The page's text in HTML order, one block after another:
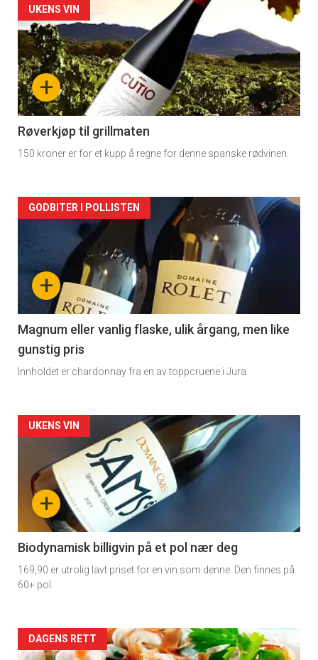
Forsiden
akkurat
nå
-
2
+
UKENS VIN
Røverkjøp til grillmaten
150 kroner er for et kupp å regne for denne spanske rødvinen.
Forsiden
akkurat
nå
3
+
GODBITER I POLLISTEN
Magnum eller vanlig flaske, ulik årgang, men like
gunstig pris
Innholdet er chardonnay fra en av toppcruene i Jura.
Forsiden
akkurat
nå
4
+
UKENS VIN
Biodynamisk billigvin på et pol nær deg
169,90 er utrolig lavt priset for en vin som denne. Den finnes på
60+ pol.
Forsiden
DAGENS RETT